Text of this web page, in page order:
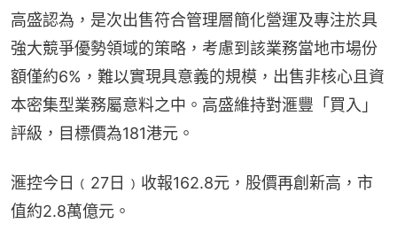
高盛認為，是次出售符合管理層簡化營運及專注於具
強大競爭優勢領域的策略，考慮到該業務當地市場份
額僅約6%，難以實現具意義的規模，出售非核心且資
本密集型業務屬意料之中。高盛維持對滙豐「買入」
評級，目標價為181港元。
滙控今日﹙27日﹚收報162.8元，股價再創新高，市
值約2.8萬億元。